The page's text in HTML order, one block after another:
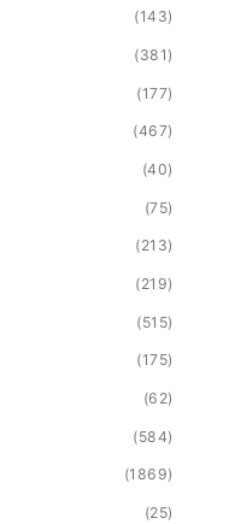
(143)
(381)
(177)
(467)
(40)
(75)
(213)
(219)
(515)
(175)
(62)
(584)
(1869)
(25)